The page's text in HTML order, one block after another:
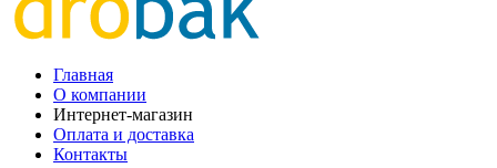
Главная
О компании
Интернет-магазин
Оплата и доставка
Контакты